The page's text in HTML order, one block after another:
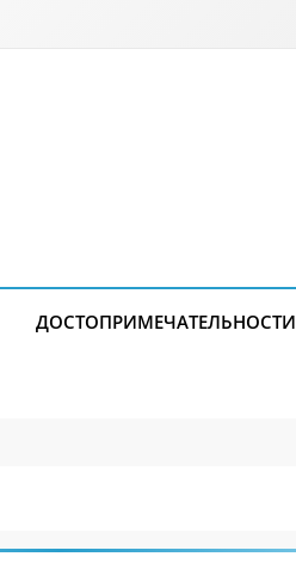
ДОСТОПРИМЕЧАТЕЛЬНОСТИ